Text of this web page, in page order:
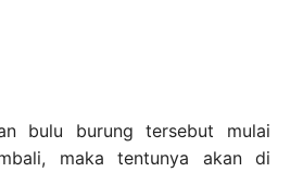
bulu burung tersebut mulai
maka tentunya akan di